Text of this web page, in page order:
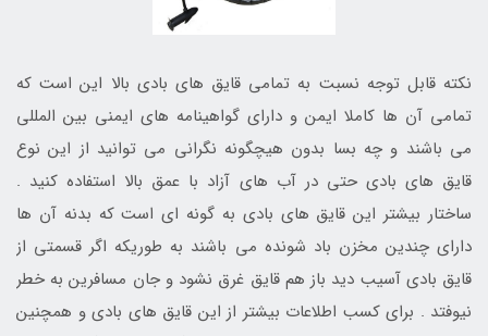
نکته قابل توجه نسبت به تمامی قایق های بادی بالا این است که
تمامی آن ها کاملا ایمن و دارای گواهینامه های ایمنی بین المللی
می باشند و چه بسا بدون هیچگونه نگرانی می توانید از این نوع
قایق های بادی حتی در آب های آزاد با عمق بالا استفاده کنید .
ساختار بیشتر این قایق های بادی به گونه ای است که بدنه آن ها
دارای چندین مخزن باد شونده می باشند به طوریکه اگر قسمتی از
قایق بادی آسیب دید باز هم قایق غرق نشود و جان مسافرین به خطر
نیوفتد . برای کسب اطلاعات بیشتر از این قایق های بادی و همچنین